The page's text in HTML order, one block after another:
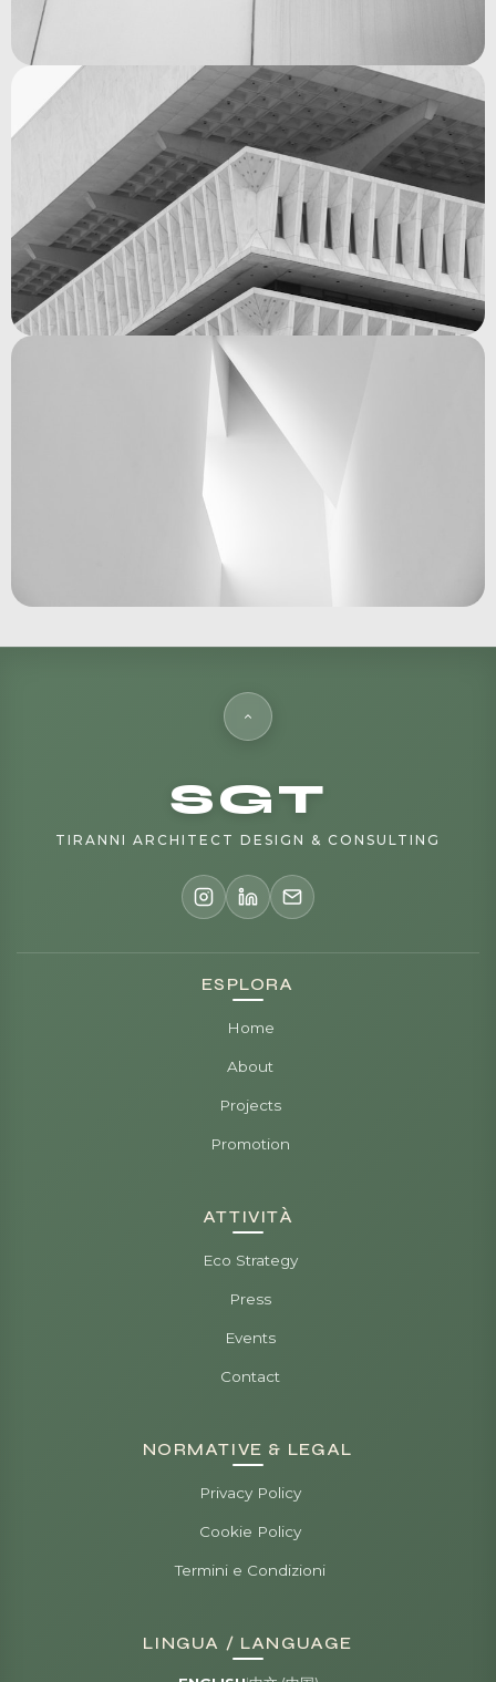
SGT
TIRANNI ARCHITECT DESIGN & CONSULTING
ESPLORA
Home
About
Projects
Promotion
ATTIVITÀ
Eco Strategy
Press
Events
Contact
NORMATIVE & LEGAL
Privacy Policy
Cookie Policy
Termini e Condizioni
LINGUA / LANGUAGE